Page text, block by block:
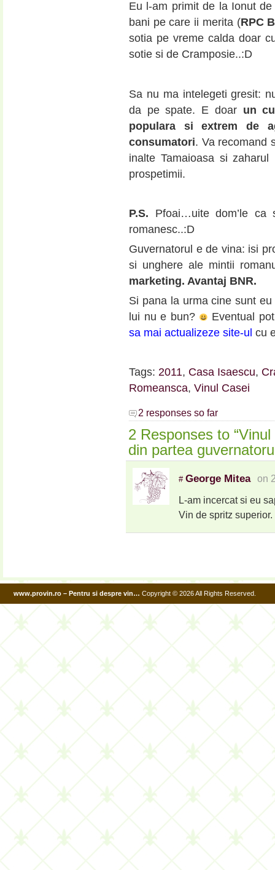
Eu l-am primit de la Ionut
bani pe care ii merita (RPC
sotia pe vreme calda doar
sotie si de Cramposie..:D
Sa nu ma intelegeti gresit:
da pe spate. E doar un
populara si extrem de
consumatori. Va recomand
inalte Tamaioasa si
prospetimii.
P.S. Pfoai…uite dom’le
romanesc..:D
Guvernatorul e de vina: isi
si unghere ale mintii
marketing. Avantaj BNR.
Si pana la urma cine sunt
lui nu e bun?
Eventual
sa mai actualizeze site-ul cu
Tags: 2011, Casa Isaescu,
Romeansca, Vinul Casei
2 responses so far
2 Responses to
din partea
# George Mitea on
L-am incercat si eu
Vin de spritz superior.
www.provin.ro – Pentru si despre vin… Copyright © 2026 All Rights Reserved.